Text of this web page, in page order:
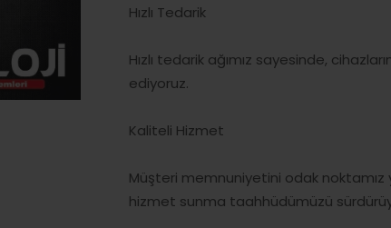
Hızlı Tedarik
Hızlı tedarik ağımız sayesinde,
ediyoruz.
Kaliteli Hizmet
Müşteri memnuniyetini odak
hizmet sunma taahhüdümüzü